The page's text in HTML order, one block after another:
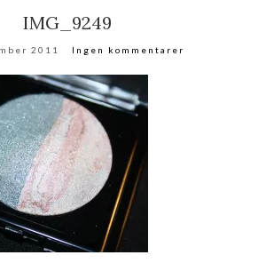
IMG_9249
2011 Ingen kommentarer